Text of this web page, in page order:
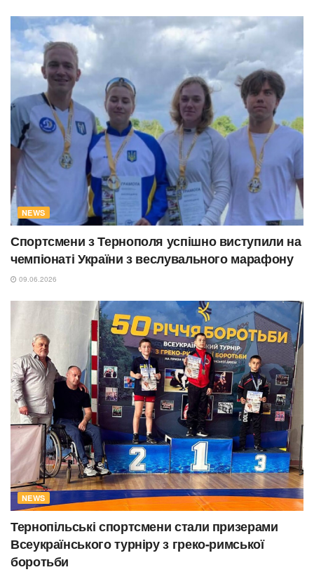
NEWS
Спортсмени з Тернополя успішно виступили на
чемпіонаті України з веслувального марафону
09.06.2026
NEWS
Тернопільські спортсмени стали призерами
Всеукраїнського турніру з греко-римської
боротьби